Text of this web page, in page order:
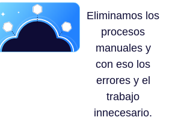
Eliminamos los
procesos
manuales y
con eso los
errores y el
trabajo
innecesario.